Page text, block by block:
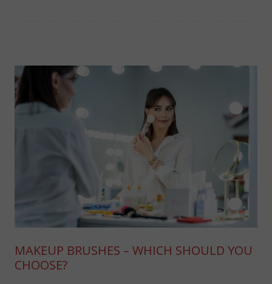
MAKEUP BRUSHES – WHICH SHOULD YOU
CHOOSE?